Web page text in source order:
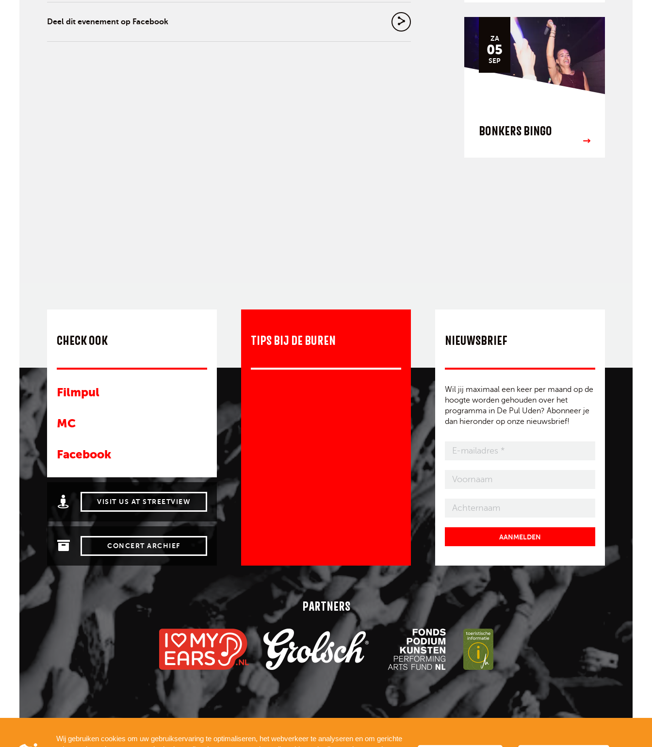
Deel dit evenement op Facebook
ZA
05
SEP
BONKERS BINGO
CHECK OOK
Filmpul
MC
Facebook
VISIT US AT STREETVIEW
CONCERT ARCHIEF
TIPS BIJ DE BUREN NIEUWSBRIEF
Wil jij maximaal een keer per maand op de
hoogte worden gehouden over het
programma in De Pul Uden? Abonneer je
dan hieronder op onze nieuwsbrief!
AANMELDEN
PARTNERS
Wij gebruiken cookies om uw gebruikservaring te optimaliseren, het webverkeer te analyseren en om gerichte